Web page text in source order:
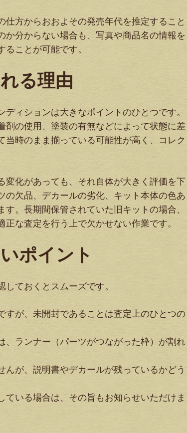
方からおおよその発売年代を推定すること
分からない場合も、写真や商品名の情報を
ことが可能です。
る理由
ィションは大きなポイントのひとつです。
の使用、塗装の有無などによって状態に差
時のまま揃っている可能性が高く、コレク
変化があっても、それ自体が大きく評価を下
欠品、デカールの劣化、キット本体の色あ
。長期間保管されていた旧キットの場合、
な査定を行う上で欠かせない作業です。
ポイント
ておくとスムーズです。
すが、未開封であることは査定上のひとつの
、ランナー（パーツがつながった枠）が割れ
んが、説明書やデカールが残っているかどう
ている場合は、その旨もお知らせいただけま